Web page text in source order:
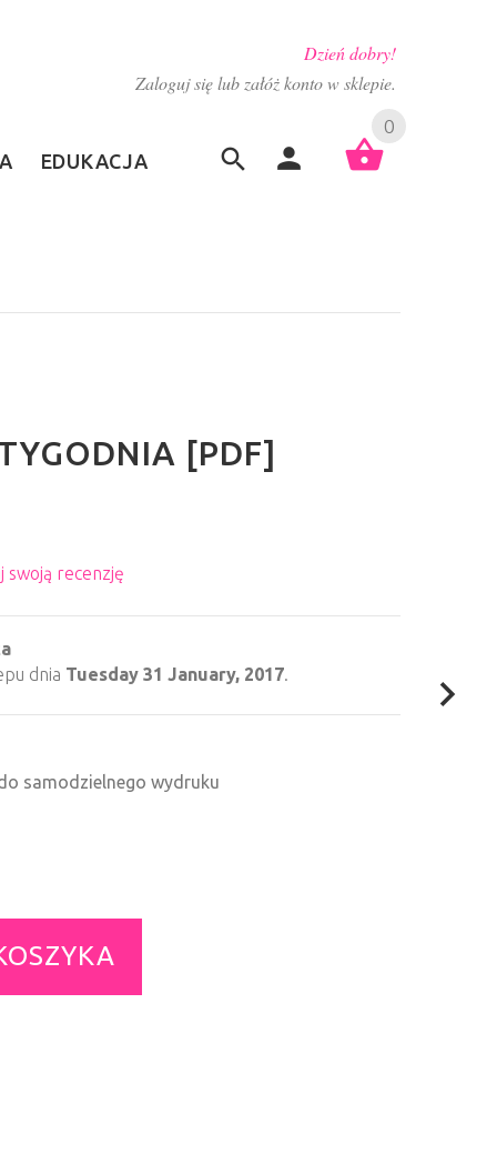
Dzień dobry!
Zaloguj się lub załóż konto w sklepie.
EDUKACJA
0
[PDF]
swoją recenzję
dnia Tuesday 31 January, 2017
samodzielnego wydruku